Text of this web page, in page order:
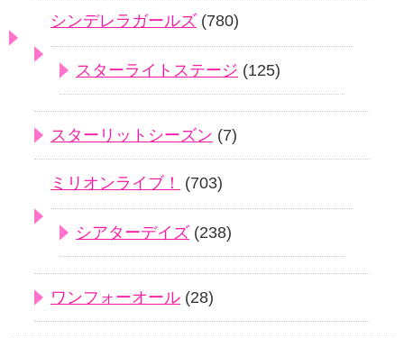
シンデレラガールズ (780)
スターライトステージ (125)
スターリットシーズン (7)
ミリオンライブ！ (703)
シアターデイズ (238)
ワンフォーオール (28)